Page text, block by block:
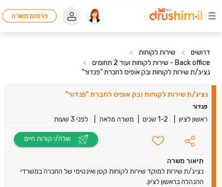
פרסום משרה
דרושים > שירות לקוחות
>
Back office - שירות לקוחות ועוד 2 תחומים
>
נציג/ת שירות לקוחות ובק אופיס לחברת "פנדור"
נציג/ת שירות לקוחות ובק אופיס לחברת "פנדור"
פנדור
ראשון לציון 1-2 שנים משרה מלאה לפני 3 שעות
תיאור משרה
נציג/ת שירות למוקד שירות לקוחות קטן ואינטימי של החברה במשרדי
ההנהלה בראשון לציון.